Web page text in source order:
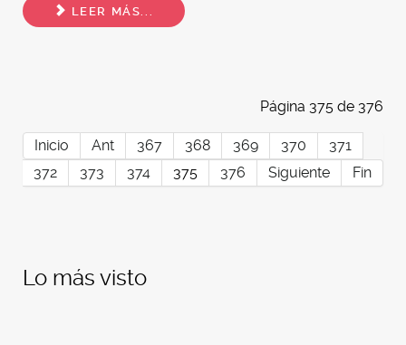
LEER MÁS...
Página 375 de 376
Inicio Ant 367 368 369 370
371
372
373 374 375 376 Siguiente Fin
Lo más visto